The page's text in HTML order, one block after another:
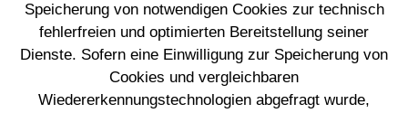
Speicherung von notwendigen Cookies zur technisch
fehlerfreien und optimierten Bereitstellung seiner
Dienste. Sofern eine Einwilligung zur Speicherung von
Cookies und vergleichbaren
Wiedererkennungstechnologien abgefragt wurde,